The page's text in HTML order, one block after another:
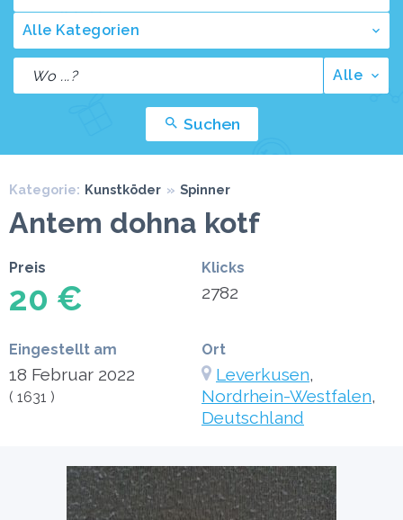
Alle Kategorien
Alle
Suchen
Kategorie: Kunstköder » Spinner
Antem dohna kotf
Preis
20 €
Klicks
2782
Eingestellt am
18 Februar 2022
( 1631 )
Ort
Leverkusen,
Nordrhein-Westfalen,
Deutschland